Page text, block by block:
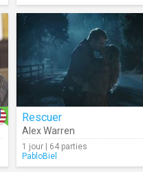
Rescuer
Alex Warren
1 jour | 64 parties
PabloBiel